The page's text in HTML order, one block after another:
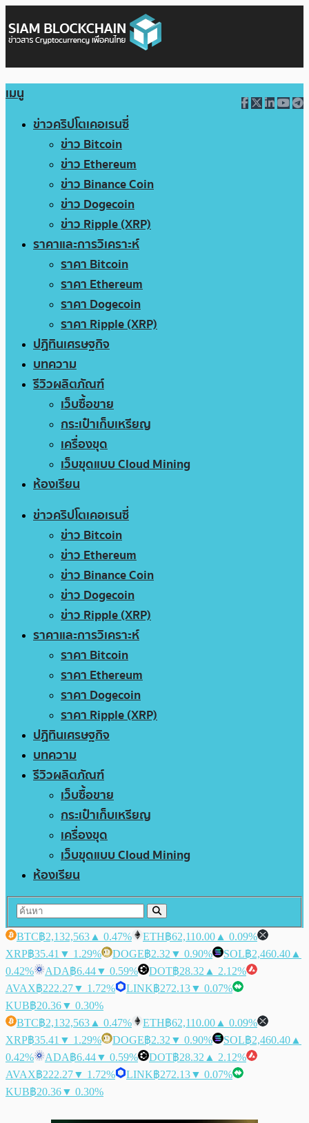
เมนู
ข่าวคริปโตเคอเรนซี่
ข่าว Bitcoin
ข่าว Ethereum
ข่าว Binance Coin
ข่าว Dogecoin
ข่าว Ripple (XRP)
ราคาและการวิเคราะห์
ราคา Bitcoin
ราคา Ethereum
ราคา Dogecoin
ราคา Ripple (XRP)
ปฏิทินเศรษฐกิจ
บทความ
รีวิวผลิตภัณฑ์
เว็บซื้อขาย
กระเป๋าเก็บเหรียญ
เครื่องขุด
เว็บขุดแบบ Cloud Mining
ห้องเรียน
ข่าวคริปโตเคอเรนซี่
ข่าว Bitcoin
ข่าว Ethereum
ข่าว Binance Coin
ข่าว Dogecoin
ข่าว Ripple (XRP)
ราคาและการวิเคราะห์
ราคา Bitcoin
ราคา Ethereum
ราคา Dogecoin
ราคา Ripple (XRP)
ปฏิทินเศรษฐกิจ
บทความ
รีวิวผลิตภัณฑ์
เว็บซื้อขาย
กระเป๋าเก็บเหรียญ
เครื่องขุด
เว็บขุดแบบ Cloud Mining
ห้องเรียน
BTC฿2,132,563 ▲ 0.47% ETH฿62,110.00 ▲ 0.09%
XRP฿35.41 ▼ 1.29% DOGE฿2.32 ▼ 0.90% SOL฿2,460.40 ▲
0.42%
ADA฿6.44▼ 0.59% DOT฿28.32 ▲ 2.12%
AVAX฿222.27▼ 1.72% LINK฿272.13▼ 0.07%
KUB฿20.36▼ 0.30%
BTC฿2,132,563 ▲ 0.47% ETH฿62,110.00 ▲ 0.09%
XRP฿35.41 ▼ 1.29% DOGE฿2.32 ▼ 0.90% SOL฿2,460.40 ▲
0.42%
ADA฿6.44▼ 0.59% DOT฿28.32 ▲ 2.12%
AVAX฿222.27▼ 1.72% LINK฿272.13▼ 0.07%
KUB฿20.36▼ 0.30%